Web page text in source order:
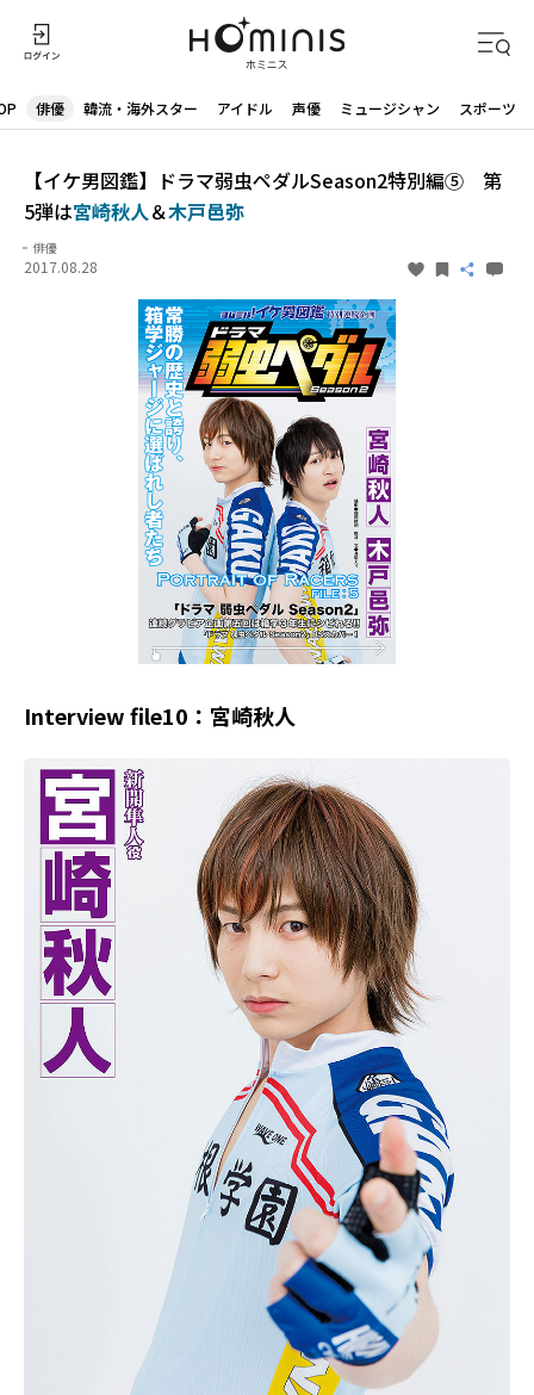
俳優 韓流・海外スター アイドル 声優 ミュージシャン スポーツ
【イケ男図鑑】ドラマ弱虫ペダルSeason2特別編⑤ 第
5弾は宮崎秋人＆木戸邑弥
俳優
2017.08.28
Interview file10：宮崎秋人